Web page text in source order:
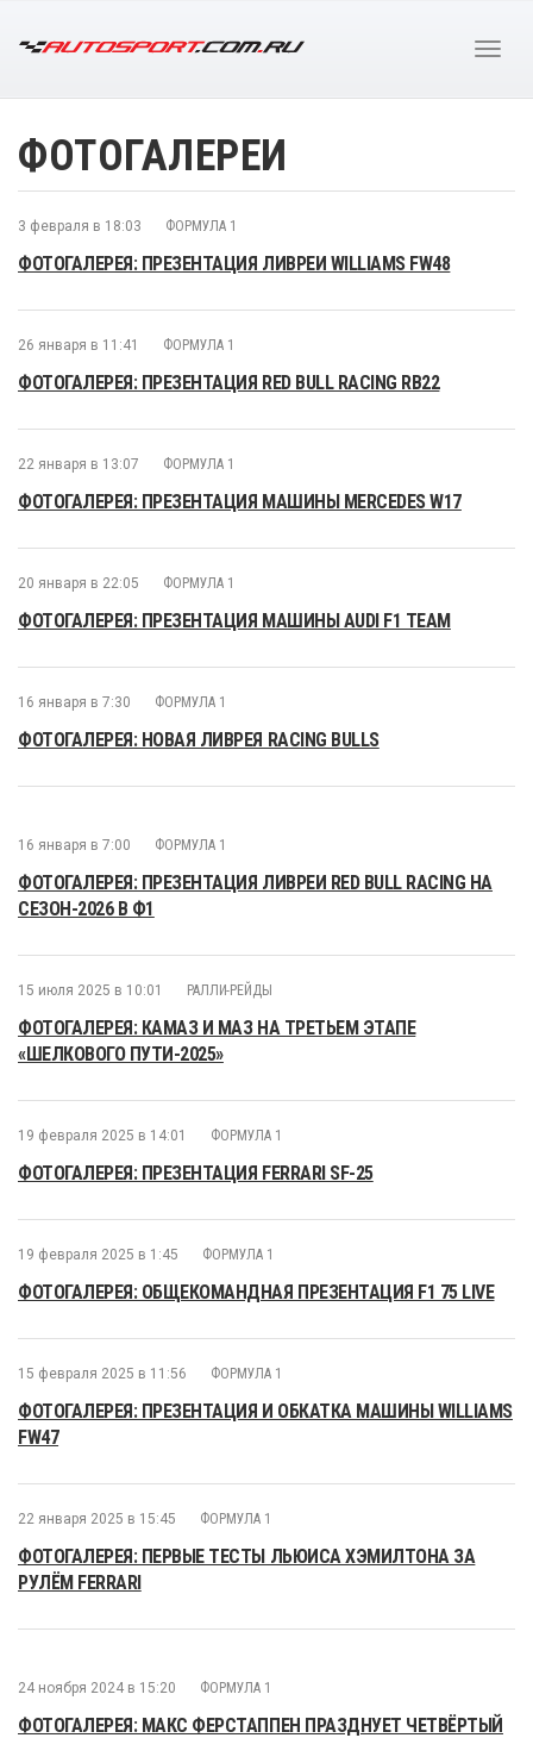
ФОТОГАЛЕРЕИ
3 февраля в 18:03 ФОРМУЛА 1
ФОТОГАЛЕРЕЯ: ПРЕЗЕНТАЦИЯ ЛИВРЕИ WILLIAMS FW48
26 января в 11:41 ФОРМУЛА 1
ФОТОГАЛЕРЕЯ: ПРЕЗЕНТАЦИЯ RED BULL RACING RB22
22 января в 13:07 ФОРМУЛА 1
ФОТОГАЛЕРЕЯ: ПРЕЗЕНТАЦИЯ МАШИНЫ MERCEDES W17
20 января в 22:05 ФОРМУЛА 1
ФОТОГАЛЕРЕЯ: ПРЕЗЕНТАЦИЯ МАШИНЫ AUDI F1 TEAM
16 января в 7:30 ФОРМУЛА 1
ФОТОГАЛЕРЕЯ: НОВАЯ ЛИВРЕЯ RACING BULLS
16 января в 7:00 ФОРМУЛА 1
ФОТОГАЛЕРЕЯ: ПРЕЗЕНТАЦИЯ ЛИВРЕИ RED BULL RACING НА
СЕЗОН-2026 В Ф1
15 июля 2025 в 10:01 РАЛЛИ-РЕЙДЫ
ФОТОГАЛЕРЕЯ: КАМАЗ И МАЗ НА ТРЕТЬЕМ ЭТАПЕ
«ШЕЛКОВОГО ПУТИ-2025»
19 февраля 2025 в 14:01 ФОРМУЛА 1
ФОТОГАЛЕРЕЯ: ПРЕЗЕНТАЦИЯ FERRARI SF-25
19 февраля 2025 в 1:45 ФОРМУЛА 1
ФОТОГАЛЕРЕЯ: ОБЩЕКОМАНДНАЯ ПРЕЗЕНТАЦИЯ F1 75 LIVE
15 февраля 2025 в 11:56 ФОРМУЛА 1
ФОТОГАЛЕРЕЯ: ПРЕЗЕНТАЦИЯ И ОБКАТКА МАШИНЫ WILLIAMS
FW47
22 января 2025 в 15:45 ФОРМУЛА 1
ФОТОГАЛЕРЕЯ: ПЕРВЫЕ ТЕСТЫ ЛЬЮИСА ХЭМИЛТОНА ЗА
РУЛЁМ FERRARI
24 ноября 2024 в 15:20 ФОРМУЛА 1
ФОТОГАЛЕРЕЯ: МАКС ФЕРСТАППЕН ПРАЗДНУЕТ ЧЕТВЁРТЫЙ